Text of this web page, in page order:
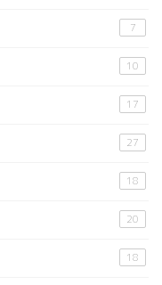
7
10
17
27
18
20
18